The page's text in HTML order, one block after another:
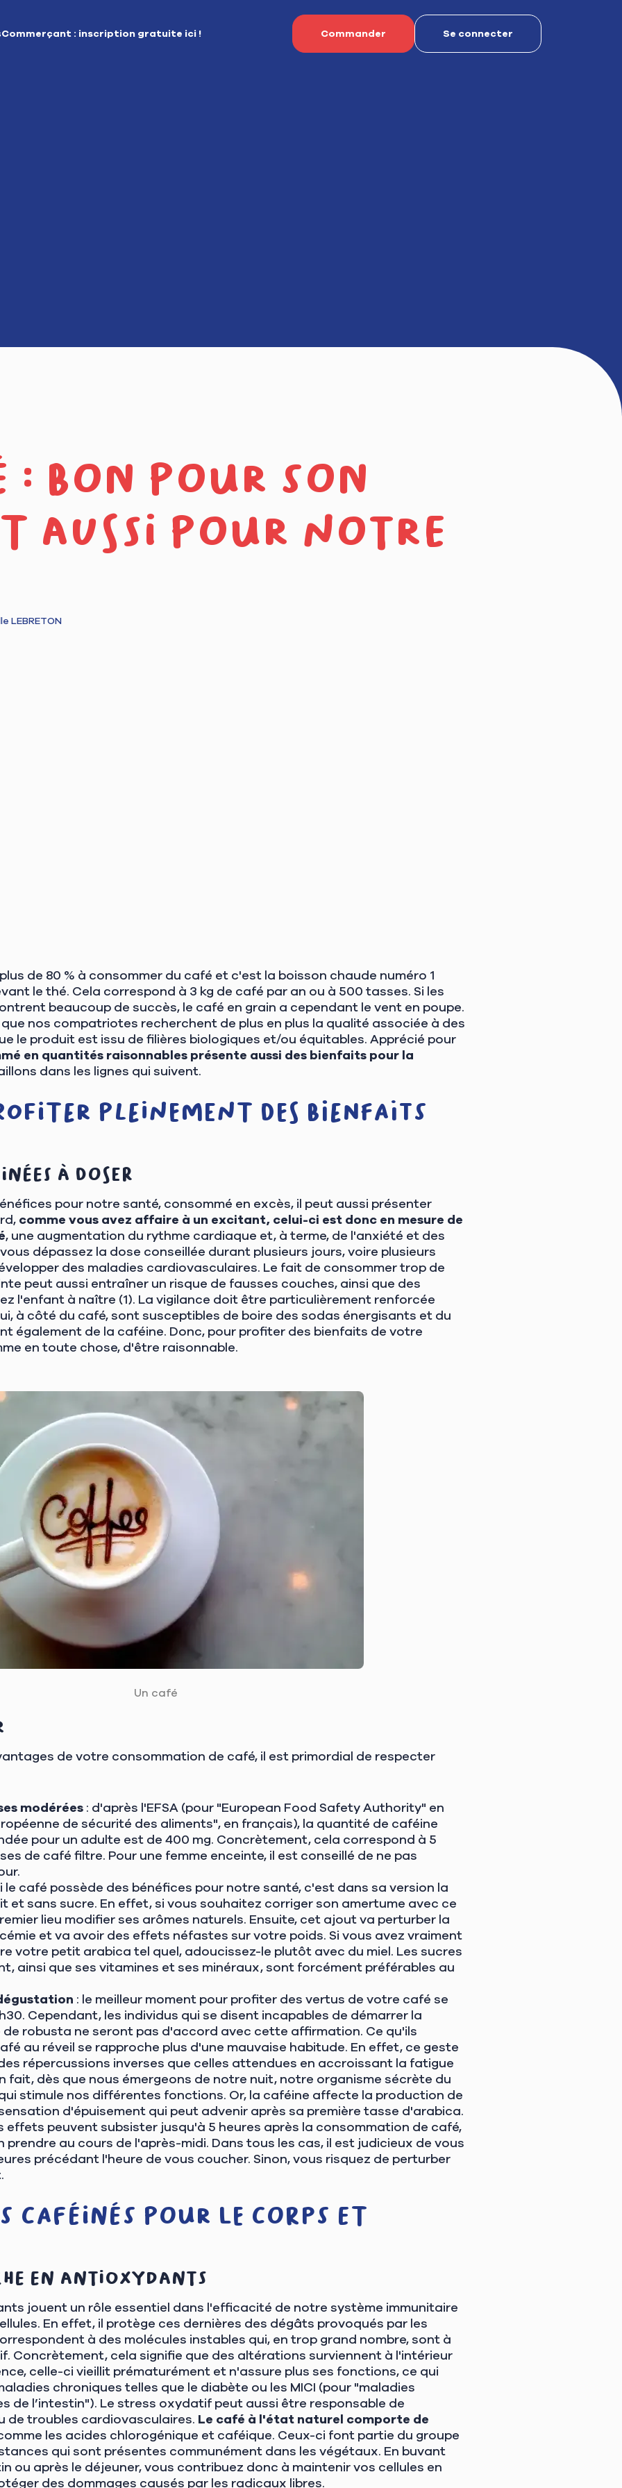
Commerçant : inscription gratuite ici ! Commander Se connecter
: bon pour son
aussi pour notre
LEBRETON
de 80 % à consommer du café et c'est la boisson chaude numéro 1
le thé. Cela correspond à 3 kg de café par an ou à 500 tasses. Si les
beaucoup de succès, le café en grain a cependant le vent en poupe.
nos compatriotes recherchent de plus en plus la qualité associée à des
le produit est issu de filières biologiques et/ou équitables. Apprécié pour
en quantités raisonnables présente aussi des bienfaits pour la
dans les lignes qui suivent.
pleinement des bienfaits
à doser
pour notre santé, consommé en excès, il peut aussi présenter
comme vous avez affaire à un excitant, celui-ci est donc en mesure de
, une augmentation du rythme cardiaque et, à terme, de l'anxiété et des
dépassez la dose conseillée durant plusieurs jours, voire plusieurs
des maladies cardiovasculaires. Le fait de consommer trop de
peut aussi entraîner un risque de fausses couches, ainsi que des
l'enfant à naître (1). La vigilance doit être particulièrement renforcée
à côté du café, sont susceptibles de boire des sodas énergisants et du
également de la caféine. Donc, pour profiter des bienfaits de votre
en toute chose, d'être raisonnable.
Un café
de votre consommation de café, il est primordial de respecter
modérées : d'après l'EFSA (pour "European Food Safety Authority" en
de sécurité des aliments", en français), la quantité de caféine
pour un adulte est de 400 mg. Concrètement, cela correspond à 5
de café filtre. Pour une femme enceinte, il est conseillé de ne pas
le café possède des bénéfices pour notre santé, c'est dans sa version la
et sans sucre. En effet, si vous souhaitez corriger son amertume avec ce
lieu modifier ses arômes naturels. Ensuite, cet ajout va perturber la
et va avoir des effets néfastes sur votre poids. Si vous avez vraiment
votre petit arabica tel quel, adoucissez-le plutôt avec du miel. Les sucres
ainsi que ses vitamines et ses minéraux, sont forcément préférables au
: le meilleur moment pour profiter des vertus de votre café se
Cependant, les individus qui se disent incapables de démarrer la
de robusta ne seront pas d'accord avec cette affirmation. Ce qu'ils
au réveil se rapproche plus d'une mauvaise habitude. En effet, ce geste
répercussions inverses que celles attendues en accroissant la fatigue
fait, dès que nous émergeons de notre nuit, notre organisme sécrète du
stimule nos différentes fonctions. Or, la caféine affecte la production de
d'épuisement qui peut advenir après sa première tasse d'arabica.
effets peuvent subsister jusqu'à 5 heures après la consommation de café,
prendre au cours de l'après-midi. Dans tous les cas, il est judicieux de vous
précédant l'heure de vous coucher. Sinon, vous risquez de perturber
caféinés pour le corps et
en antioxydants
jouent un rôle essentiel dans l'efficacité de notre système immunitaire
En effet, il protège ces dernières des dégâts provoqués par les
à des molécules instables qui, en trop grand nombre, sont à
Concrètement, cela signifie que des altérations surviennent à l'intérieur
celle-ci vieillit prématurément et n'assure plus ses fonctions, ce qui
chroniques telles que le diabète ou les MICI (pour "maladies
de l’intestin"). Le stress oxydatif peut aussi être responsable de
de troubles cardiovasculaires. Le café à l'état naturel comporte de
les acides chlorogénique et caféique. Ceux-ci font partie du groupe
qui sont présentes communément dans les végétaux. En buvant
ou après le déjeuner, vous contribuez donc à maintenir vos cellules en
des dommages causés par les radicaux libres.